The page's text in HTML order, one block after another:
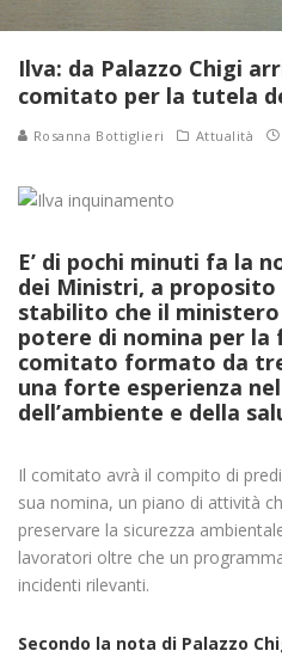
Ilva: da Palazzo Chigi
comitato per la tutela
Rosanna Bottiglieri Attualità
E’ di pochi minuti fa la
dei Ministri, a proposito
stabilito che il ministero
potere di nomina per la
comitato formato da
una forte esperienza
dell’ambiente e della
Il comitato avrà il compito di
sua nomina, un piano di attività
preservare la sicurezza
lavoratori oltre che un
incidenti rilevanti.
Secondo la nota di Palazzo